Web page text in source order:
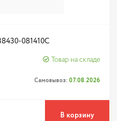
081410C
Товар на складе
Самовывоз: 07.08.2026
В корзину